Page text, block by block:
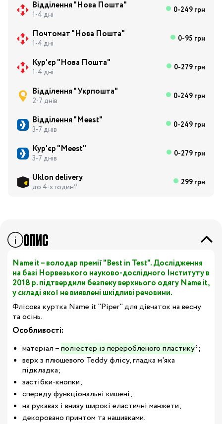
Відділення "Нова Пошта"
1-4 дні 0-249 грн
Почтомат "Нова Пошта"
1-4 дні 0-95 грн
Кур'єр "Нова Пошта"
1-4 дні 0-279 грн
Відділення "Укрпошта"
2-7 днів 0-249 грн
Відділення "Meest"
3-7 днів 0-249 грн
Кур'єр "Meest"
3-7 днів 0-279 грн
Uklon delivery
до 4-х годин* 299 грн
ОПИС
Name it – володар премії "Best in Test". Дослідження
на базі Норвезького науково-дослідного Інституту в
2018 р. підтвердили безпеку верхнього одягу Name it,
у складі якої не виявлені шкідливі речовини.
Флісова куртка Name it "Piper" для дівчаток на весну
та осінь.
Особливості:
матеріал –поліестер із переробленого пластику*;
верх з плюшевого Teddy флісу, гладка м'яка
підкладка;
застібки-кнопки;
спереду функціональні кишені;
на рукавах і внизу широкі еластичні манжети;
декоровано принтом та нашивками.